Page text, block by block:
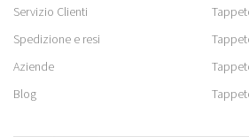
Servizio Clienti
Spedizione e resi
Aziende
Blog